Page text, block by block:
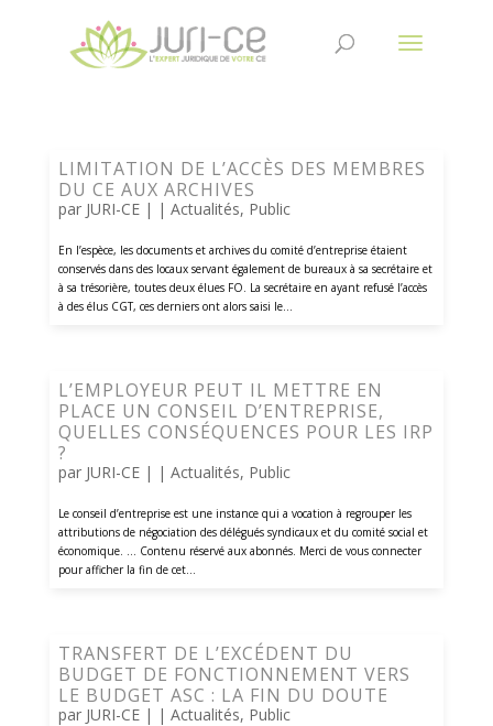
LIMITATION DE L’ACCÈS DES MEMBRES
DU CE AUX ARCHIVES
par JURI-CE| | Actualités, Public
En l’espèce, les documents et archives du comité d’entreprise étaient
conservés dans des locaux servant également de bureaux à sa secrétaire et
à sa trésorière, toutes deux élues FO. La secrétaire en ayant refusé l’accès
à des élus CGT, ces derniers ont alors saisi le...
L’EMPLOYEUR PEUT IL METTRE EN
PLACE UN CONSEIL D’ENTREPRISE,
QUELLES CONSÉQUENCES POUR LES IRP
?
par JURI-CE| | Actualités, Public
Le conseil d’entreprise est une instance qui a vocation à regrouper les
attributions de négociation des délégués syndicaux et du comité social et
économique. ... Contenu réservé aux abonnés. Merci de vous connecter
pour afficher la fin de cet...
TRANSFERT DE L’EXCÉDENT DU
BUDGET DE FONCTIONNEMENT VERS
LE BUDGET ASC : LA FIN DU DOUTE
par JURI-CE| | Actualités, Public